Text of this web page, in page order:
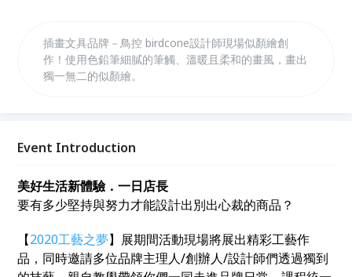
插畫文具品牌－鳥控 birdcone設計師現場似顏繪創
作！使用色鉛筆細膩的筆觸、溫暖且柔和的畫風，畫出
獨一無二的似顏繪。
Event Introduction
美好生活新體驗．一日店長
要有多少堅持與努力才能設計出別出心裁的商品？
【2020工藝之夢】展期間活動現場將展出精彩工藝作
品，同時邀請多位品牌主理人/創辦人/設計師們透過獨到